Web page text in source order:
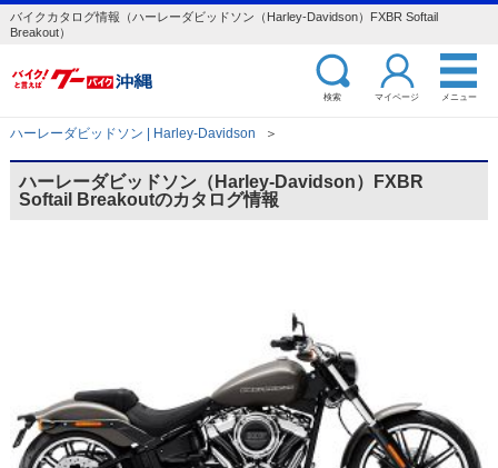
バイクカタログ情報（ハーレーダビッドソン（Harley-Davidson）FXBR Softail
Breakout）
検索 マイページ メニュー
ハーレーダビッドソン | Harley-Davidson ＞
ハーレーダビッドソン（Harley-Davidson）FXBR
Softail Breakoutのカタログ情報